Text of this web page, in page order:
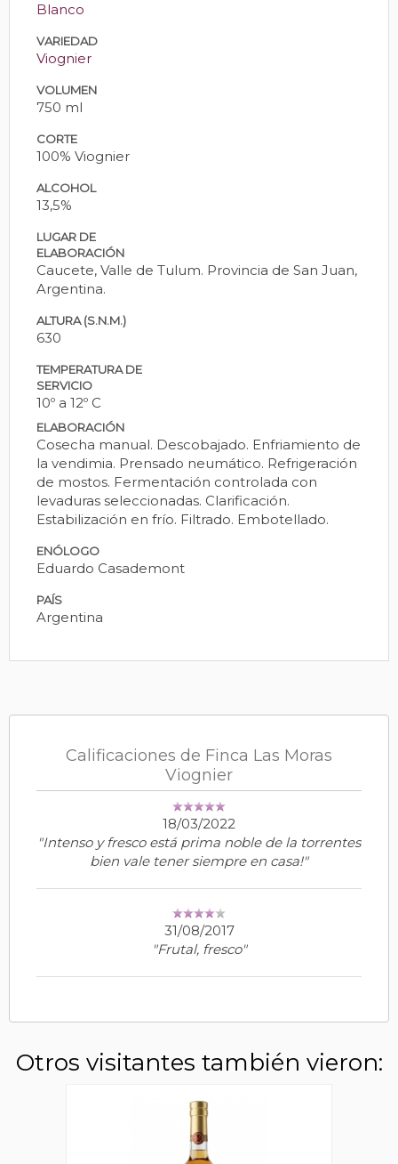
Blanco
VARIEDAD
Viognier
VOLUMEN
750 ml
CORTE
100% Viognier
ALCOHOL
13,5%
LUGAR DE
ELABORACIÓN
Caucete, Valle de Tulum. Provincia de San Juan,
Argentina.
ALTURA (S.N.M.)
630
TEMPERATURA DE
SERVICIO
10º a 12º C
ELABORACIÓN
Cosecha manual. Descobajado. Enfriamiento de
la vendimia. Prensado neumático. Refrigeración
de mostos. Fermentación controlada con
levaduras seleccionadas. Clarificación.
Estabilización en frío. Filtrado. Embotellado.
ENÓLOGO
Eduardo Casademont
PAÍS
Argentina
Calificaciones de Finca Las Moras
Viognier
18/03/2022
"Intenso y fresco está prima noble de la torrentes
bien vale tener siempre en casa!"
31/08/2017
"Frutal, fresco"
Otros visitantes también vieron: